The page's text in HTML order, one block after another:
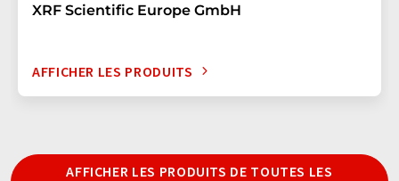
XRF Scientific Europe GmbH
AFFICHER LES PRODUITS
AFFICHER LES PRODUITS DE TOUTES LES